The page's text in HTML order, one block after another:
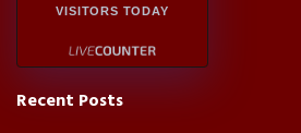
VISITORS TODAY
Recent Posts